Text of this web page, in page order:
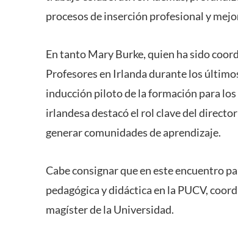
procesos de inserción profesional y
En tanto Mary Burke, quien ha sido
Profesores en Irlanda durante los
inducción piloto de la formación para
irlandesa destacó el rol clave del
generar comunidades de aprendizaje.
Cabe consignar que en este encuentro
pedagógica y didáctica en la PUCV,
magíster de la Universidad.